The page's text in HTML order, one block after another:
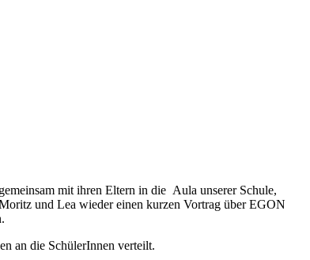
mit ihren Eltern in die Aula unserer Schule,
und Lea wieder einen kurzen Vortrag über EGON
an die SchülerInnen verteilt.